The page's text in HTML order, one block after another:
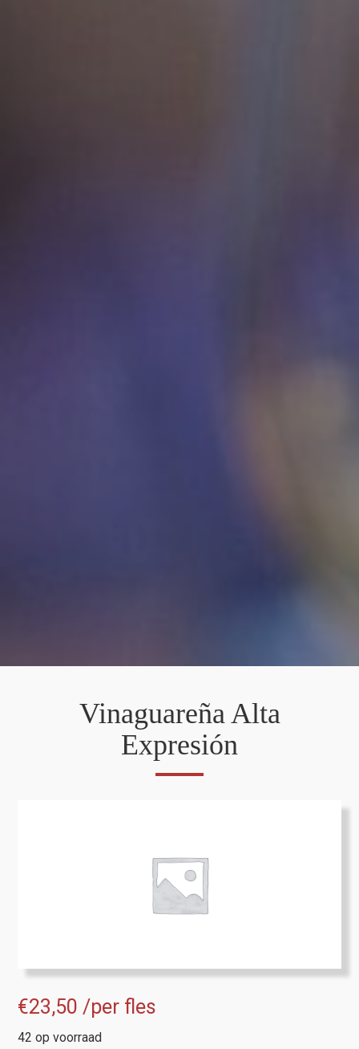
Vinaguareña Alta
Expresión
€23,50 /per fles
42 op voorraad